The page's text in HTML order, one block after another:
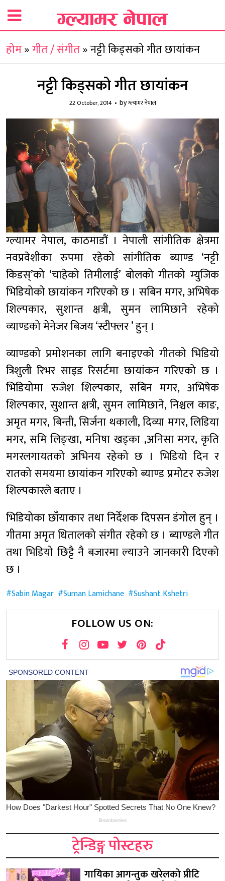
होम»गीत / संगीत»नट्टी किड्सको गीत छायांकन
नट्टी किड्सको गीत छायांकन
22 October, 2014 byग्ल्यामर नेपाल
ग्ल्यामर नेपाल, काठमाडौं । नेपाली सांगीतिक क्षेत्रमा
नवप्रवेशीका रुपमा रहेको सांगीतिक ब्याण्ड ‘नट्टी
किडस्’को ‘चाहेको तिमीलाई’ बोलको गीतको म्युजिक
भिडियोको छायांकन गरिएको छ । सबिन मगर, अभिषेक
शिल्पकार, सुशान्त क्षत्री, सुमन लामिछाने रहेको
व्याण्डको मेनेजर बिजय ‘स्टीफ्लर ’ हुन् ।
व्याण्डको प्रमोशनका लागि बनाइएको गीतको भिडियो
त्रिशुली रिभर साइड रिसर्टमा छायांकन गरिएको छ ।
भिडियोमा रुजेश शिल्पकार, सबिन मगर, अभिषेक
शिल्पकार, सुशान्त क्षत्री, सुमन लामिछाने, निश्चल काङ,
अमृत मगर, बिन्ती, सिर्जना थकाली, दिव्या मगर, लिडिया
मगर, समि लिङ्खा, मनिषा खड्का ,अनिसा मगर, कृति
मगरलगायतको अभिनय रहेको छ । भिडियो दिन र
रातको समयमा छायांकन गरिएको ब्याण्ड प्रमोटर रुजेश
शिल्पकारले बताए ।
भिडियोका छाँयाकार तथा निर्देशक दिपसन डंगोल हुन् ।
गीतमा अमृत धितालको संगीत रहेको छ । ब्याण्डले गीत
तथा भिडियो छिट्टै नै बजारमा ल्याउने जानकारी दिएको
छ ।
Sabin Magar Suman Lamichane Sushant Kshetri
FOLLOW US ON:
ट्रेन्डिङ्ग पोस्टहरु
गायिका आगन्तुक खरेलको प्रीटि